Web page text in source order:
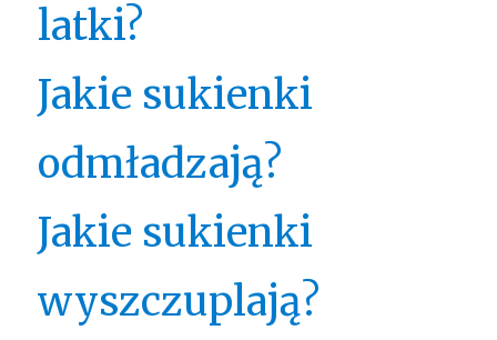
latki?
Jakie sukienki
odmładzają?
Jakie sukienki
wyszczuplają?